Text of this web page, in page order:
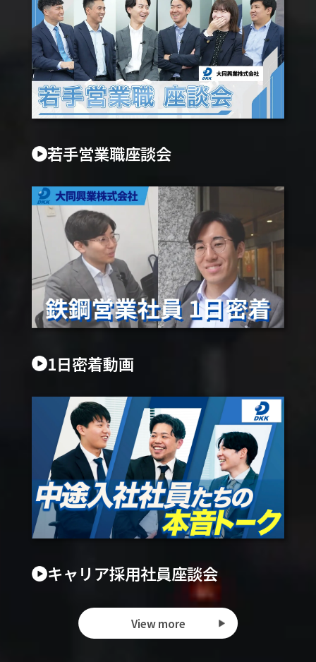
View more
若手営業職座談会
1日密着動画
キャリア採用社員座談会